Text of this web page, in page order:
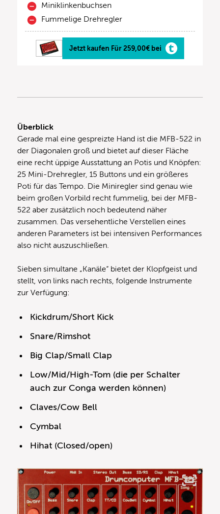
Miniklinkenbuchsen
Fummelige Drehregler
Jetzt kaufen Für 259,00€ bei
Überblick
Gerade mal eine gespreizte Hand ist die MFB-522 in
der Diagonalen groß und bietet auf dieser Fläche
eine recht üppige Ausstattung an Potis und Knöpfen:
25 Mini-Drehregler, 15 Buttons und ein größeres
Poti für das Tempo. Die Miniregler sind genau wie
beim großen Vorbild recht fummelig, bei der MFB-
522 aber zusätzlich noch bedeutend näher
zusammen. Das versehentliche Verstellen eines
anderen Parameters ist bei intensiven Performances
also nicht auszuschließen.
Sieben simultane „Kanäle“ bietet der Klopfgeist und
stellt, von links nach rechts, folgende Instrumente
zur Verfügung:
Kickdrum/Short Kick
Snare/Rimshot
Big Clap/Small Clap
Low/Mid/High-Tom (die per Schalter
auch zur Conga werden können)
Claves/Cow Bell
Cymbal
Hihat (Closed/open)